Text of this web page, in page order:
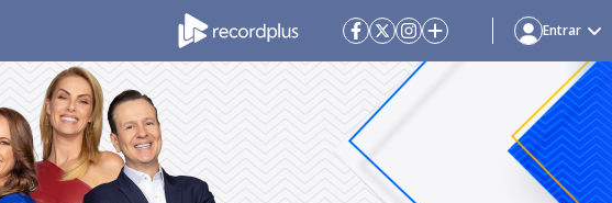
Entrar